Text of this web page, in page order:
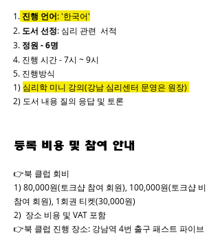
1. 진행 언어: '한국어'
2.도서 선정: 심리 관련 서적
3. 정원 - 6명
4. 진행 시간 - 7시 ~ 9시
5. 진행방식
1) 심리학 미니 강의(강남 심리센터 문영은 원장)
2) 도서 내용 질의 응답 및 토론
​등록 비용 및 참여 안내
👉북 클럽 회비
1) 80,000원(토크샵 참여 회원), 100,000원(토크샵 비
참여 회원), 1회권 티켓(30,000원)
2) 장소 비용 및 VAT 포함
👉북 클럽 진행 장소: 강남역 4번 출구 패스트 파이브